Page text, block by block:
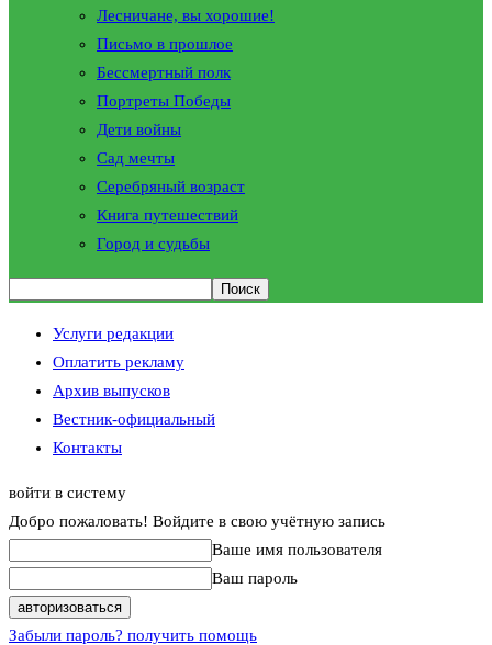
Лесничане, вы хорошие!
Письмо в прошлое
Бессмертный полк
Портреты Победы
Дети войны
Сад мечты
Серебряный возраст
Книга путешествий
Город и судьбы
Услуги редакции
Оплатить рекламу
Архив выпусков
Вестник-официальный
Контакты
войти в систему
Добро пожаловать! Войдите в свою учётную запись
Ваше имя пользователя
Ваш пароль
Забыли пароль? получить помощь